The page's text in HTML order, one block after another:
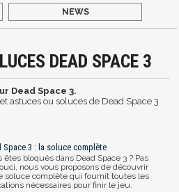
NEWS
DEAD SPACE 3
Dead Space 3.
astuces ou soluces de Dead Space 3
Space 3 : la soluce complète
êtes bloqués dans Dead Space 3 ? Pas
nous vous proposons de découvrir
soluce complète qui fournit toutes les
nécessaires pour finir le jeu.